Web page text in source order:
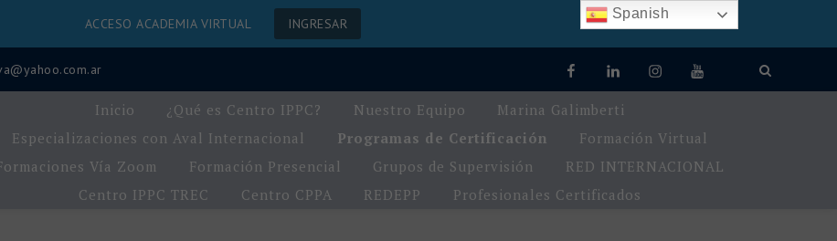
ACCESO ACADEMIA VIRTUAL INGRESAR
Inicio ¿Qué es Centro IPPC? Nuestro Equipo
Marina Galimberti
Especializaciones con Aval Internacional
Programas de Certificación
Formación Virtual
Vía Zoom
Formación Presencial Grupos de Supervisión
RED INTERNACIONAL
Centro IPPC TREC
Centro CPPA REDEPP Profesionales Certificados
Spanish